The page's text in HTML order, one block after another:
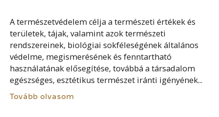
A természetvédelem célja a természeti értékek és
területek, tájak, valamint azok természeti
rendszereinek, biológiai sokféleségének általános
védelme, megismerésének és fenntartható
használatának elősegítése, továbbá a társadalom
egészséges, esztétikus természet iránti igényének...
Tovább olvasom